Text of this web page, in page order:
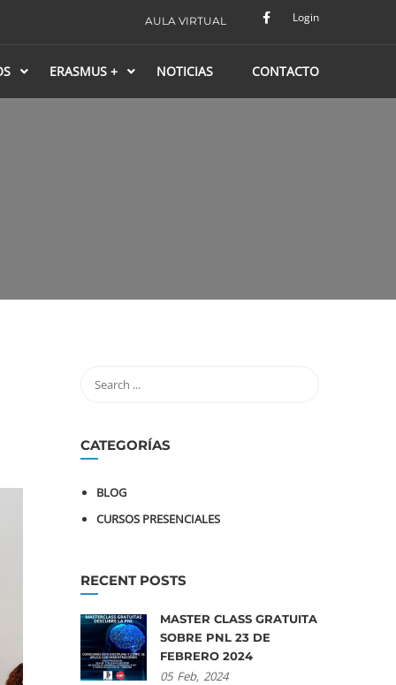
Login
AULA VIRTUAL
ERASMUS + NOTICIAS CONTACTO
CATEGORÍAS
BLOG
CURSOS PRESENCIALES
RECENT POSTS
MASTER CLASS GRATUITA
SOBRE PNL 23 DE
FEBRERO 2024
05 Feb, 2024